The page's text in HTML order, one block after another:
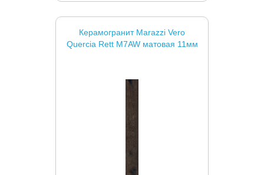
Керамогранит Marazzi Vero
Quercia Rett M7AW матовая 11мм